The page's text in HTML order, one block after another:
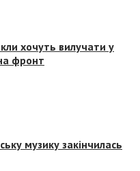
хочуть вилучати у
фронт
музику закінчилась